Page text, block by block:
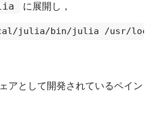
に展開し，
julia/bin/julia /usr/
アとして開発されているペイン